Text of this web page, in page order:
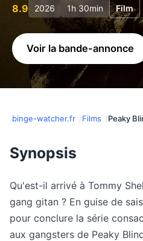
8.9 2026 1h 30min Film
Voir la bande-annonce
binge-watcher.fr Films Peaky
Synopsis
Qu'est-il arrivé à Tommy
gang gitan ? En guise de
pour conclure la série
aux gangsters de Peaky